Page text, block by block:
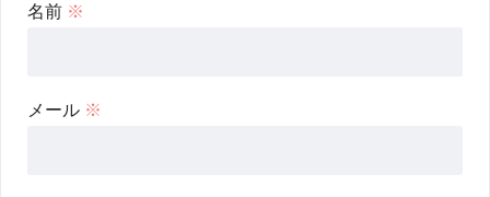
名前 ※
メール ※